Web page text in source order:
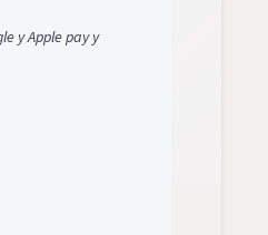
y Apple pay y